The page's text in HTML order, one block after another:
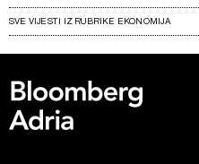
SVE VIJESTI IZ RUBRIKE EKONOMIJA